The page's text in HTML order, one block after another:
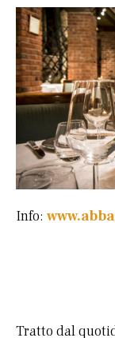
Info:
Tratto dal